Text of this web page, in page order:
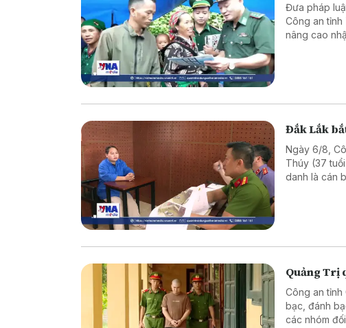
Đưa pháp
Công an
nâng cao
Đắk Lắk
Ngày 6/8,
Thúy (37
danh là cán
Quảng Trị
Công an
bạc, đánh
các nhóm